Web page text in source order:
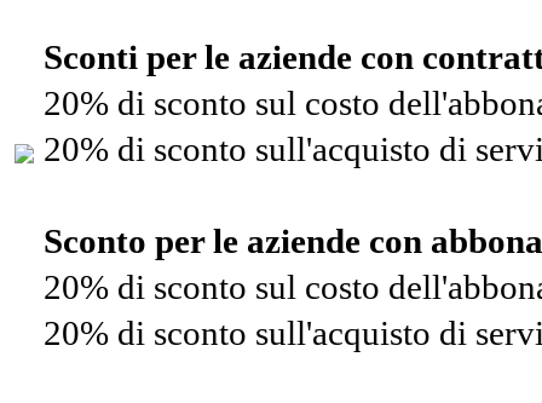
Sconti per le aziende con
20% di sconto sul costo
20% di sconto sull'acquisto di
Sconto per le aziende con
20% di sconto sul costo
20% di sconto sull'acquisto di